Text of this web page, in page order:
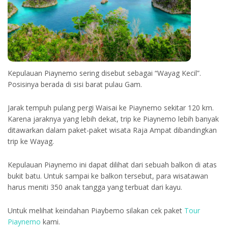
Kepulauan Piaynemo sering disebut sebagai “Wayag Kecil”.
Posisinya berada di sisi barat pulau Gam.
Jarak tempuh pulang pergi Waisai ke Piaynemo sekitar 120 km.
Karena jaraknya yang lebih dekat, trip ke Piaynemo lebih banyak
ditawarkan dalam paket-paket wisata Raja Ampat dibandingkan
trip ke Wayag.
Kepulauan Piaynemo ini dapat dilihat dari sebuah balkon di atas
bukit batu. Untuk sampai ke balkon tersebut, para wisatawan
harus meniti 350 anak tangga yang terbuat dari kayu.
Untuk melihat keindahan Piaybemo silakan cek paket Tour
Piaynemo kami.